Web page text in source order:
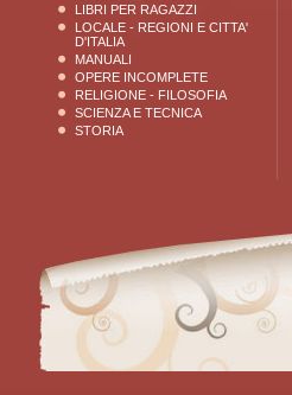
LIBRI PER RAGAZZI
LOCALE - REGIONI E CITTA'
D'ITALIA
MANUALI
OPERE INCOMPLETE
RELIGIONE - FILOSOFIA
SCIENZA E TECNICA
STORIA